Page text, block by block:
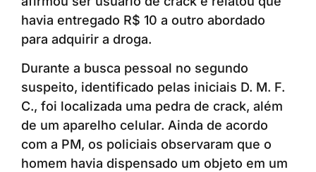
havia entregado R$ 10 a outro abordado
para adquirir a droga.
Durante a busca pessoal no segundo
suspeito, identificado pelas iniciais D. M. F.
C., foi localizada uma pedra de crack, além
de um aparelho celular. Ainda de acordo
com a PM, os policiais observaram que o
homem havia dispensado um objeto em um